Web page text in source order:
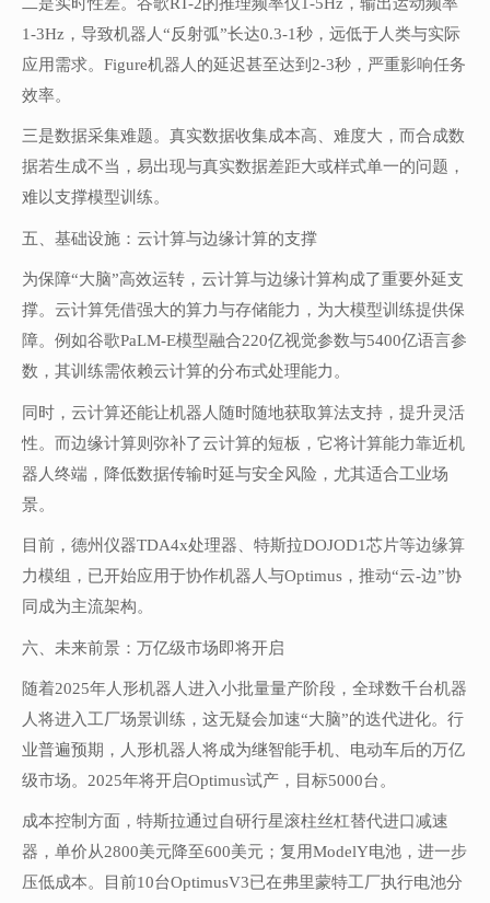
1-3Hz，导致机器人“反射弧”长达0.3-1秒，远低于人类与实际
应用需求。Figure机器人的延迟甚至达到2-3秒，严重影响任务
效率。
三是数据采集难题。真实数据收集成本高、难度大，而合成数
据若生成不当，易出现与真实数据差距大或样式单一的问题，
难以支撑模型训练。
五、基础设施：云计算与边缘计算的支撑
为保障“大脑”高效运转，云计算与边缘计算构成了重要外延支
撑。云计算凭借强大的算力与存储能力，为大模型训练提供保
障。例如谷歌PaLM-E模型融合220亿视觉参数与5400亿语言参
数，其训练需依赖云计算的分布式处理能力。
同时，云计算还能让机器人随时随地获取算法支持，提升灵活
性。而边缘计算则弥补了云计算的短板，它将计算能力靠近机
器人终端，降低数据传输时延与安全风险，尤其适合工业场
景。
目前，德州仪器TDA4x处理器、特斯拉DOJOD1芯片等边缘算
力模组，已开始应用于协作机器人与Optimus，推动“云-边”协
同成为主流架构。
六、未来前景：万亿级市场即将开启
随着2025年人形机器人进入小批量量产阶段，全球数千台机器
人将进入工厂场景训练，这无疑会加速“大脑”的迭代进化。行
业普遍预期，人形机器人将成为继智能手机、电动车后的万亿
级市场。2025年将开启Optimus试产，目标5000台。
成本控制方面，特斯拉通过自研行星滚柱丝杠替代进口减速
器，单价从2800美元降至600美元；复用ModelY电池，进一步
压低成本。目前10台OptimusV3已在弗里蒙特工厂执行电池分